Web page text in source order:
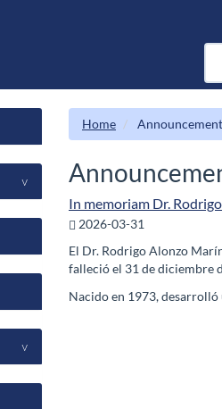
Home
In memoriam Dr.
2026-03-31
El Dr. Rodrigo Alonzo
falleció el 31 de diciembre
Nacido en 1973,
^
^